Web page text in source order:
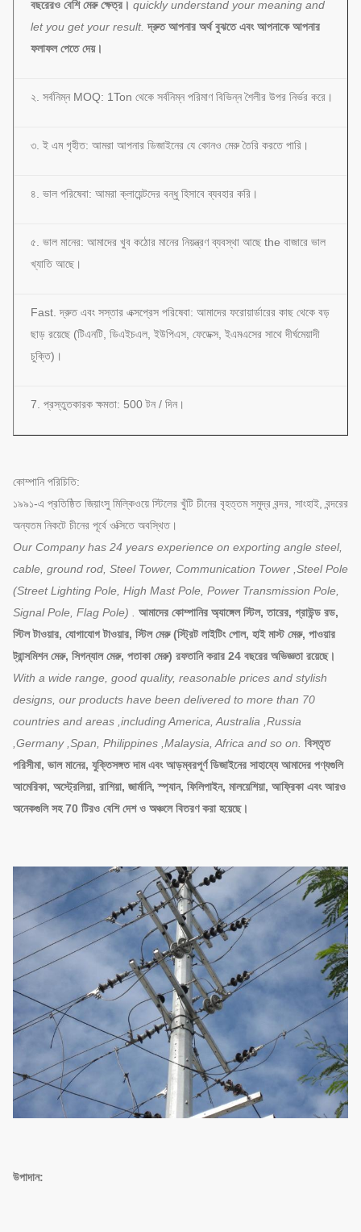
বছরেরও বেশি মেরু ক্ষেত্র। quickly understand your meaning and
let you get your result. দ্রুত আপনার অর্থ বুঝতে এবং আপনাকে আপনার
ফলাফল পেতে দেয়।
২. সর্বনিম্ন MOQ: 1Ton থেকে সর্বনিম্ন পরিমাণ বিভিন্ন শৈলীর উপর নির্ভর করে।
৩. ই এম গৃহীত: আমরা আপনার ডিজাইনের যে কোনও মেরু তৈরি করতে পারি।
৪. ভাল পরিষেবা: আমরা ক্লায়েন্টদের বন্ধু হিসাবে ব্যবহার করি।
৫. ভাল মানের: আমাদের খুব কঠোর মানের নিয়ন্ত্রণ ব্যবস্থা আছে the বাজারে ভাল
খ্যাতি আছে।
Fast. দ্রুত এবং সস্তার এক্সপ্রেস পরিষেবা: আমাদের ফরোয়ার্ডারের কাছ থেকে বড়
ছাড় রয়েছে (টিএনটি, ডিএইচএল, ইউপিএস, ফেডেক্স, ইএমএসের সাথে দীর্ঘমেয়াদী
চুক্তি)।
7. প্রস্তুতকারক ক্ষমতা: 500 টন / দিন।
কোম্পানি পরিচিতি:
১৯৯১-এ প্রতিষ্ঠিত জিয়াংসু মিল্কিওয়ে স্টিলের খুঁটি চীনের বৃহত্তম সমুদ্র বন্দর, সাংহাই, বন্দরের
অন্যতম নিকটে চীনের পূর্বে ওক্সিতে অবস্থিত।
Our Company has 24 years experience on exporting angle steel,
cable, ground rod, Steel Tower, Communication Tower ,Steel Pole
(Street Lighting Pole, High Mast Pole, Power Transmission Pole,
Signal Pole, Flag Pole) .
আমাদের কোম্পানির অ্যাঙ্গেল স্টিল, তারের, গ্রাউন্ড রড,
স্টিল টাওয়ার, যোগাযোগ টাওয়ার, স্টিল মেরু (স্ট্রিট লাইটিং পোল, হাই মাস্ট মেরু, পাওয়ার
ট্রান্সমিশন মেরু, সিগন্যাল মেরু, পতাকা মেরু) রফতানি করার 24 বছরের অভিজ্ঞতা রয়েছে।
With a wide range, good quality, reasonable prices and stylish
designs, our products have been delivered to more than 70
countries and areas ,including America, Australia ,Russia
,Germany ,Span, Philippines ,Malaysia, Africa and so on. বিস্তৃত
পরিসীমা, ভাল মানের, যুক্তিসঙ্গত দাম এবং আড়ম্বরপূর্ণ ডিজাইনের সাহায্যে আমাদের পণ্যগুলি
আমেরিকা, অস্ট্রেলিয়া, রাশিয়া, জার্মানি, স্প্যান, ফিলিপাইন, মালয়েশিয়া, আফ্রিকা এবং আরও
অনেকগুলি সহ 70 টিরও বেশি দেশ ও অঞ্চলে বিতরণ করা হয়েছে।
উপাদান: